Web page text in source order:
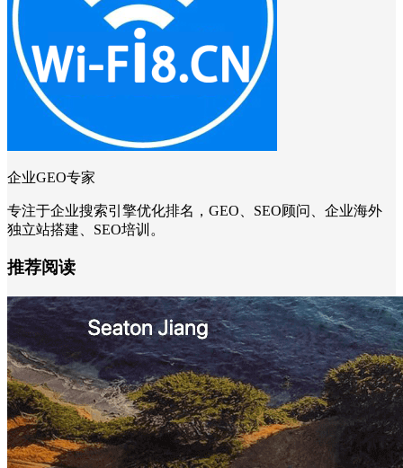
企业GEO专家
专注于企业搜索引擎优化排名，GEO、SEO顾问、企业海外
独立站搭建、SEO培训。
推荐阅读